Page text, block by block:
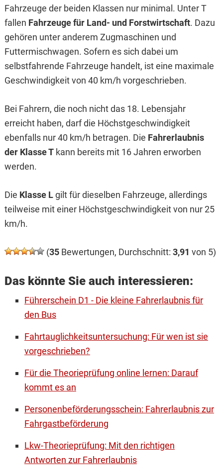
Fahrzeuge der beiden Klassen nur minimal. Unter T
fallen Fahrzeuge für Land- und Forstwirtschaft. Dazu
gehören unter anderem Zugmaschinen und
Futtermischwagen. Sofern es sich dabei um
selbstfahrende Fahrzeuge handelt, ist eine maximale
Geschwindigkeit von 40 km/h vorgeschrieben.
Bei Fahrern, die noch nicht das 18. Lebensjahr
erreicht haben, darf die Höchstgeschwindigkeit
ebenfalls nur 40 km/h betragen. Die Fahrerlaubnis
der Klasse Tkann bereits mit 16 Jahren erworben
werden.
Die Klasse Lgilt für dieselben Fahrzeuge, allerdings
teilweise mit einer Höchstgeschwindigkeit von nur 25
km/h.
(35Bewertungen, Durchschnitt: 3,91 von 5)
Das könnte Sie auch interessieren:
Führerschein D1 - Die kleine Fahrerlaubnis für
den Bus
Fahrtauglichkeitsuntersuchung: Für wen ist sie
vorgeschrieben?
Für die Theorieprüfung online lernen: Darauf
kommt es an
Personenbeförderungsschein: Fahrerlaubnis zur
Fahrgastbeförderung
Lkw-Theorieprüfung: Mit den richtigen
Antworten zur Fahrerlaubnis